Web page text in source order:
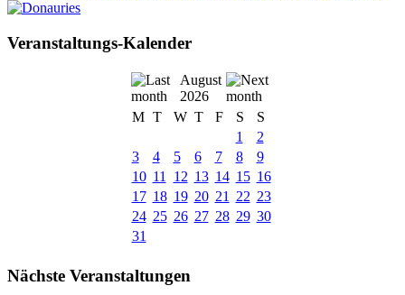
Veranstaltungs-Kalender
August
2026
M T W T F S
S
1
2
3
4 5 6 7 8
9
10 11 12 13 14 15 16
17 18 19 20 21 22 23
24 25 26 27 28 29 30
31
Nächste Veranstaltungen